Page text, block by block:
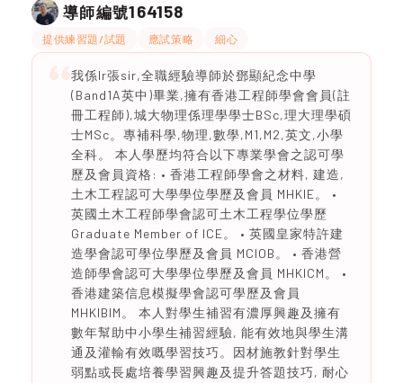
導師編號164158
提供練習題/試題 應試策略 細心
我係Ir張sir,全職經驗導師於鄧顯紀念中學
(Band1A英中)畢業,擁有香港工程師學會會員(註
冊工程師),城大物理係理學學士BSc,理大理學碩
士MSc。專補科學,物理,數學,M1,M2,英文,小學
全科。 本人學歷均符合以下專業學會之認可學
歷及會員資格: • 香港工程師學會之材料, 建造,
土木工程認可大學學位學歷及會員 MHKIE。 •
英國土木工程師學會認可土木工程學位學歷
Graduate Member of ICE。 • 英國皇家特許建
造學會認可學位學歷及會員 MCIOB。 • 香港營
造師學會認可大學學位學歷及會員 MHKICM。 •
香港建築信息模擬學會認可學歷及會員
MHKIBIM。 本人對學生補習有濃厚興趣及擁有
數年幫助中小學生補習經驗, 能有效地與學生溝
通及灌輸有效嘅學習技巧。因材施教針對學生
弱點或長處培養學習興趣及提升答題技巧, 耐心